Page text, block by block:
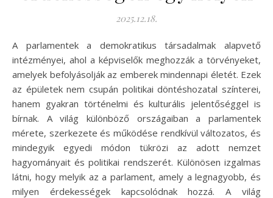
2025.12.18.
A parlamentek a demokratikus társadalmak alapvető
intézményei, ahol a képviselők meghozzák a törvényeket,
amelyek befolyásolják az emberek mindennapi életét. Ezek
az épületek nem csupán politikai döntéshozatal színterei,
hanem gyakran történelmi és kulturális jelentőséggel is
bírnak. A világ különböző országaiban a parlamentek
mérete, szerkezete és működése rendkívül változatos, és
mindegyik egyedi módon tükrözi az adott nemzet
hagyományait és politikai rendszerét. Különösen izgalmas
látni, hogy melyik az a parlament, amely a legnagyobb, és
milyen érdekességek kapcsolódnak hozzá. A világ